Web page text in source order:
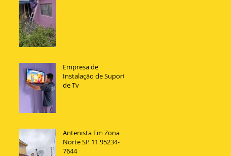
Empresa de
Instalação de Suporte
de Tv
Antenista Em Zona
Norte SP 11 95234-
7644